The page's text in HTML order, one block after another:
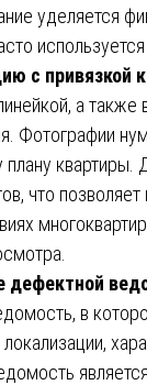
уделяется
с привязкой к
а
Фотографии
плану
что
дефектной
в